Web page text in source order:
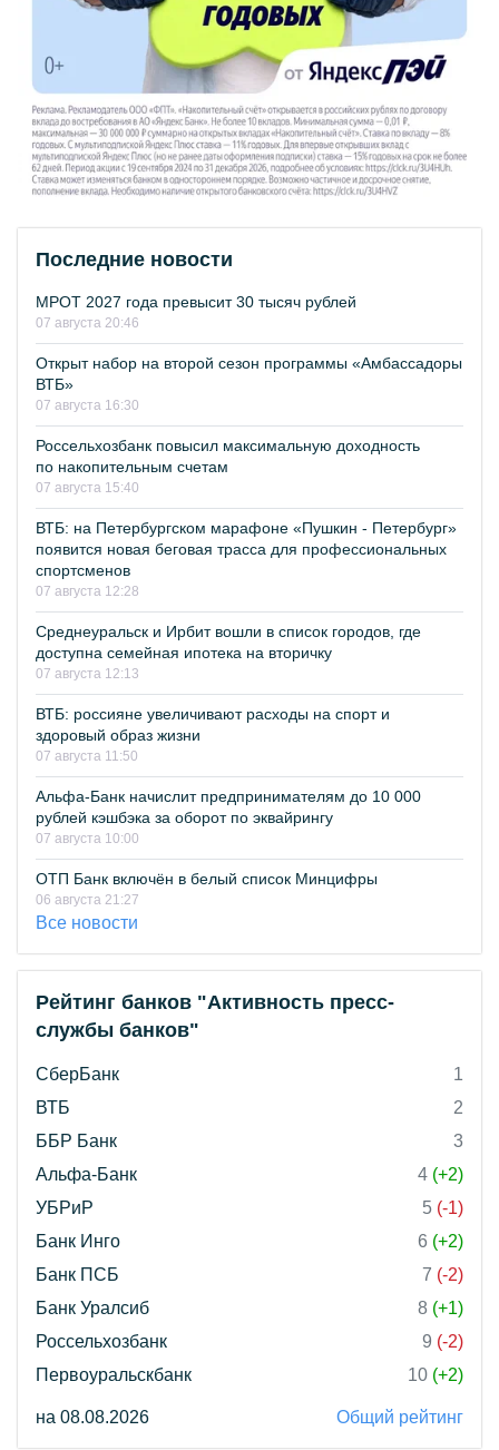
Последние новости
МРОТ 2027 года превысит 30 тысяч рублей
07 августа 20:46
Открыт набор на второй сезон программы «Амбассадоры
ВТБ»
07 августа 16:30
Россельхозбанк повысил максимальную доходность
по накопительным счетам
07 августа 15:40
ВТБ: на Петербургском марафоне «Пушкин - Петербург»
появится новая беговая трасса для профессиональных
спортсменов
07 августа 12:28
Среднеуральск и Ирбит вошли в список городов, где
доступна семейная ипотека на вторичку
07 августа 12:13
ВТБ: россияне увеличивают расходы на спорт и
здоровый образ жизни
07 августа 11:50
Альфа-Банк начислит предпринимателям до 10 000
рублей кэшбэка за оборот по эквайрингу
07 августа 10:00
ОТП Банк включён в белый список Минцифры
06 августа 21:27
Все новости
Рейтинг банков "Активность пресс-
службы банков"
СберБанк
1
ВТБ
2
ББР Банк
3
Альфа-Банк
4 (+2)
УБРиР
5 (-1)
Банк Инго
6 (+2)
Банк ПСБ
7 (-2)
Банк Уралсиб
8 (+1)
Россельхозбанк
9 (-2)
Первоуральскбанк
10 (+2)
на 08.08.2026 Общий рейтинг